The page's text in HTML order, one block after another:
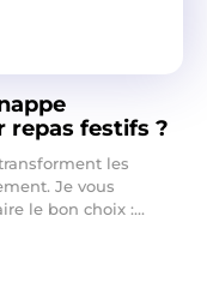
repas festifs ?
les
Je vous
le bon choix :...